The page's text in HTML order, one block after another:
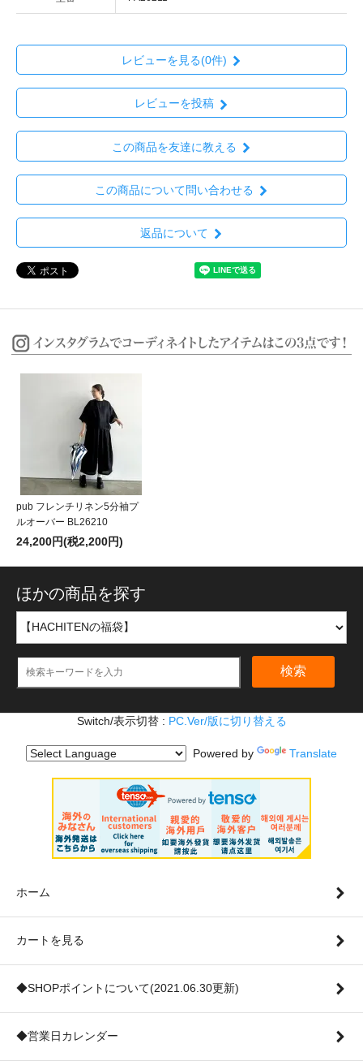
レビューを見る(0件)
レビューを投稿
この商品を友達に教える
この商品について問い合わせる
返品について
pub フレンチリネン5分袖プ
ルオーバー BL26210
24,200円(税2,200円)
ほかの商品を探す
検索
Switch/表示切替 : PC.Ver/版に切り替える
Powered by Translate
ホーム
カートを見る
◆SHOPポイントについて(2021.06.30更新)
◆営業日カレンダー